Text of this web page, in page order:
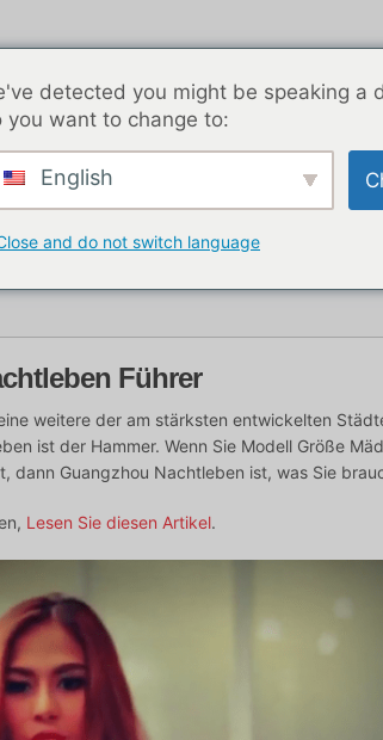
Führer
weitere der am stärksten entwickelten
ist der Hammer. Wenn Sie Modell Größe
dann Guangzhou Nachtleben ist, was Sie
Lesen Sie diesen Artikel.
detected you might be speaking a
you want to change to:
English
and do not switch language